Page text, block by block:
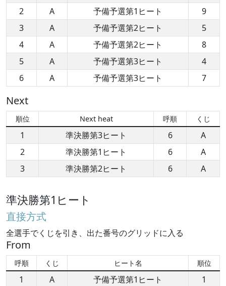
2
A 予備予選第1ヒート
9
3
A 予備予選第2ヒート
5
4
A 予備予選第2ヒート
8
5
A 予備予選第3ヒート
4
6
A 予備予選第3ヒート 7
Next
順位 Next heat 呼順 くじ
1 準決勝第3ヒート 6
A
2
準決勝第1ヒート 6
A
3
準決勝第2ヒート 6 A
準決勝第1ヒート
直接方式
全選手でくじを引き、出た番号のグリッドに入る
From
呼順 くじ ヒート名 順位
1 A 予備予選第1ヒート
1